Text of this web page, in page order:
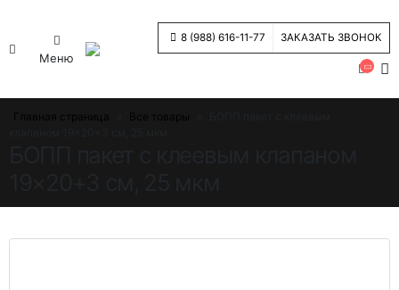
Меню
8 (988) 616-11-77 ЗАКАЗАТЬ ЗВОНОК